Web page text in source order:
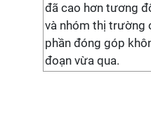
đã cao hơn tương
và nhóm thị trường
phần đóng góp
đoạn vừa qua.